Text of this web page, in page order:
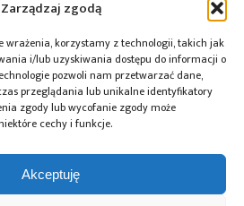
Zarządzaj zgodą
wrażenia, korzystamy z technologii, takich jak
i/lub uzyskiwania dostępu do informacji o
pozwoli nam przetwarzać dane,
przeglądania lub unikalne identyfikatory
zgody lub wycofanie zgody może
cechy i funkcje.
Akceptuję